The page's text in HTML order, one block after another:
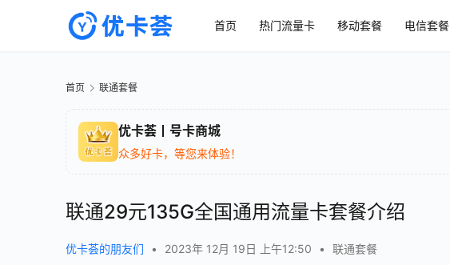
首页 热门流量卡 移动套餐 电信套餐
首页 联通套餐
优卡荟丨号卡商城
众多好卡，等您来体验！
联通29元135G全国通用流量卡套餐介绍
优卡荟的朋友们 • 2023年 12月 19日 上午12:50 • 联通套餐